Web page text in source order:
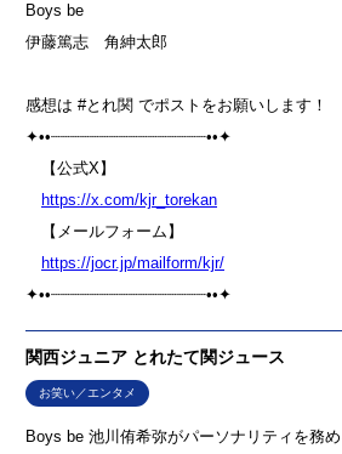
Boys be
伊藤篤志 角紳太郎
感想は #とれ関 でポストをお願いします！
✦••┈┈┈┈┈┈┈┈┈┈┈┈┈┈┈┈••✦
【公式X】
⁠⁠⁠https://x.com/kjr_torekan⁠⁠⁠⁠
【メールフォーム】
⁠⁠⁠https://jocr.jp/mailform/kjr/⁠⁠⁠⁠
✦••┈┈┈┈┈┈┈┈┈┈┈┈┈┈┈┈••✦
関西ジュニア とれたて関ジュース
お笑い／エンタメ
Boys be 池川侑希弥がパーソナリティを務